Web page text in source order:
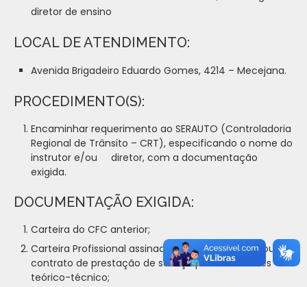
diretor de ensino
LOCAL DE ATENDIMENTO:
Avenida Brigadeiro Eduardo Gomes, 4214 – Mecejana.
PROCEDIMENTO(S):
Encaminhar requerimento ao SERAUTO (Controladoria
Regional de Trânsito – CRT), especificando o nome do
instrutor e/ou diretor, com a documentação
exigida.
DOCUMENTAÇÃO EXIGIDA:
Carteira do CFC anterior;
Carteira Profissional assinada pelo empregador, ou
contrato de prestação de serviço para Instrutores
teórico-técnico;